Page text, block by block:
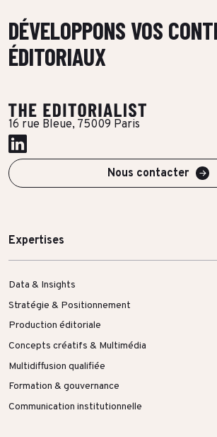
DÉVELOPPONS VOS
ÉDITORIAUX
16 rue Bleue, 75009 Paris
Nous contacter
Expertises
Data & Insights
Stratégie & Positionnement
Production éditoriale
Concepts créatifs & Multimédia
Multidiffusion qualifiée
Formation & gouvernance
Communication institutionnelle